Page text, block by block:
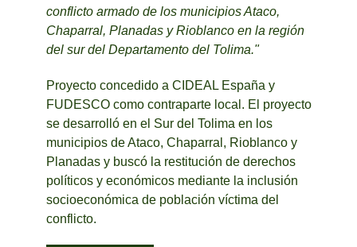
conflicto armado de los municipios Ataco,
Chaparral, Planadas y Rioblanco en la región
del sur del Departamento del Tolima."
Proyecto concedido a CIDEAL España y
FUDESCO como contraparte local. El proyecto
se desarrolló en el Sur del Tolima en los
municipios de Ataco, Chaparral, Rioblanco y
Planadas y buscó la restitución de derechos
políticos y económicos mediante la inclusión
socioeconómica de población víctima del
conflicto.